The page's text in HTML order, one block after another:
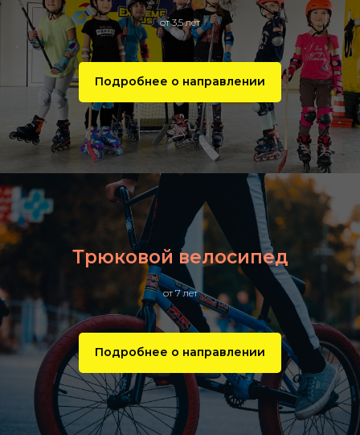
от 3,5 лет
Подробнее о направлении
Трюковой велосипед
от 7 лет
Подробнее о направлении